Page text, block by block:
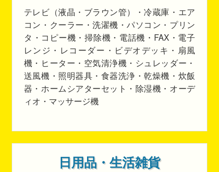
テレビ（液晶・ブラウン管）・冷蔵庫・エア
コン・クーラー・洗濯機・パソコン・プリン
タ・コピー機・掃除機・電話機・FAX・電子
レンジ・レコーダー・ビデオデッキ・扇風
機・ヒーター・空気清浄機・シュレッダー・
送風機・照明器具・食器洗浄・乾燥機・炊飯
器・ホームシアターセット・除湿機・オーデ
ィオ・マッサージ機
日用品・生活雑貨